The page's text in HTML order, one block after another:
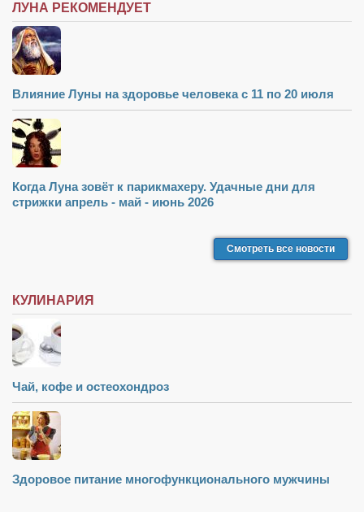
ЛУНА РЕКОМЕНДУЕТ
Влияние Луны на здоровье человека с 11 по 20 июля
Когда Луна зовёт к парикмахеру. Удачные дни для
стрижки апрель - май - июнь 2026
Смотреть все новости
КУЛИНАРИЯ
Чай, кофе и остеохондроз
Здоровое питание многофункционального мужчины